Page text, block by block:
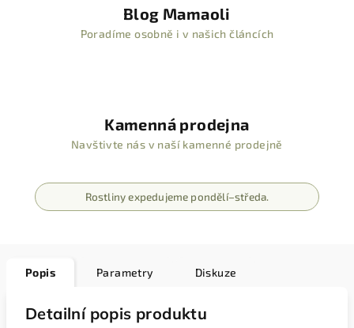
Blog Mamaoli
Poradíme osobně i v našich článcích
Kamenná prodejna
Navštivte nás v naší kamenné prodejně
Rostliny expedujeme pondělí–středa.
Popis Parametry Diskuze
Detailní popis produktu